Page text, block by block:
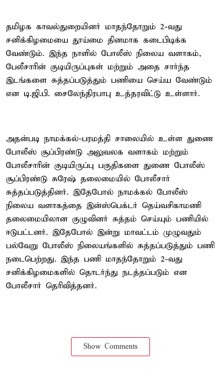
தமிழக காவல்துறையினர் மாதந்தோறும் 2-வது
சனிக்கிழமையை தூய்மை தினமாக கடைபிடிக்க
வேண்டும். இந்த நாளில் போலீஸ் நிலைய வளாகம்,
பேலீசாரின் குடியிருப்புகள் மற்றும் அதை சார்ந்த
இடங்களை சுத்தப்படுத்தும் பணியை செய்ய வேண்டும்
என டி.ஜி.பி. சைலேந்திரபாபு உத்தரவிட்டு உள்ளார்.
அதன்படி நாமக்கல்-பரமத்தி சாலையில் உள்ள துணை
போலீஸ் சூப்பிரண்டு அலுவலக வளாகம் மற்றும்
போலீசாரின் குடியிருப்பு பகுதிகளை துணை போலீஸ்
சூப்பிரண்டு சுரேஷ் தலைமையில் போலீசார்
சுத்தப்படுத்தினர். இதேபோல் நாமக்கல் போலீஸ்
நிலைய வளாகத்தை இன்ஸ்பெக்டர் தெய்வசிகாமணி
தலைமையிலான குழுவினர் சுத்தம் செய்யும் பணியில்
ஈடுபட்டனர். இதேபோல் இன்று மாவட்டம் முழுவதும்
பல்வேறு போலீஸ் நிலையங்களில் சுத்தப்படுத்தும் பணி
நடைபெற்றது. இந்த பணி மாதந்தோறும் 2-வது
சனிக்கிழமைகளில் தொடர்ந்து நடத்தப்படும் என
போலீசார் தெரிவித்தனர்.
Show Comments